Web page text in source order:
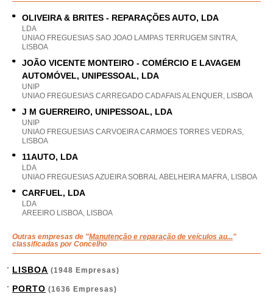
OLIVEIRA & BRITES - REPARAÇÕES AUTO, LDA
LDA
UNIAO FREGUESIAS SAO JOAO LAMPAS TERRUGEM SINTRA,
LISBOA
JOÃO VICENTE MONTEIRO - COMÉRCIO E LAVAGEM
AUTOMÓVEL, UNIPESSOAL, LDA
UNIP
UNIAO FREGUESIAS CARREGADO CADAFAIS ALENQUER, LISBOA
J M GUERREIRO, UNIPESSOAL, LDA
UNIP
UNIAO FREGUESIAS CARVOEIRA CARMOES TORRES VEDRAS,
LISBOA
11AUTO, LDA
LDA
UNIAO FREGUESIAS AZUEIRA SOBRAL ABELHEIRA MAFRA, LISBOA
CARFUEL, LDA
LDA
AREEIRO LISBOA, LISBOA
Outras empresas de "Manutenção e reparação de veículos au..."
classificadas por Concelho
LISBOA (1948 Empresas)
PORTO (1636 Empresas)